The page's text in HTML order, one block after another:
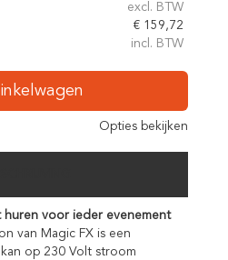
excl. BTW
€ 159,72
incl. BTW
Opties bekijken
voor ieder evenement
van Magic FX is een
op 230 Volt stroom